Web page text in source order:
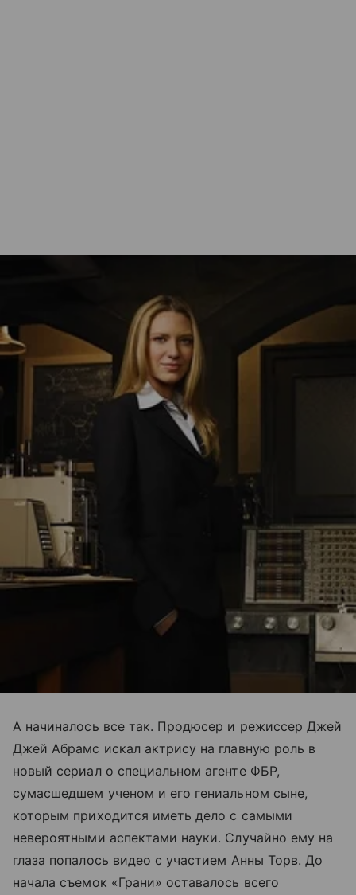
А начиналось все так. Продюсер и режиссер Джей
Джей Абрамс искал актрису на главную роль в
новый сериал о специальном агенте ФБР,
сумасшедшем ученом и его гениальном сыне,
которым приходится иметь дело с самыми
невероятными аспектами науки. Случайно ему на
глаза попалось видео с участием Анны Торв. До
начала съемок «Грани» оставалось всего